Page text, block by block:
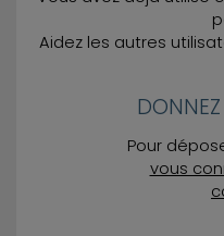
Aidez les autres
Pour
vous